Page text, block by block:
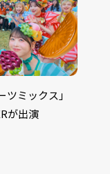
ミックス」
が出演